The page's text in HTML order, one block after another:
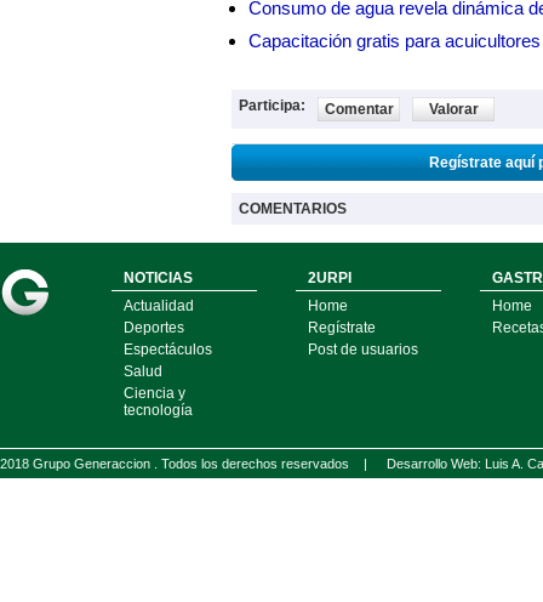
Consumo de agua revela dinámica
Capacitación gratis para
Participa: Comentar Valorar
Regístrate aquí
COMENTARIOS
NOTICIAS
Actualidad
Deportes
Espectáculos
Salud
Ciencia y
tecnología
2URPI
Home
Regístrate
Post de usuarios
Home
2018 Grupo Generaccion . Todos los derechos reservados | Desarrollo Web: Luis